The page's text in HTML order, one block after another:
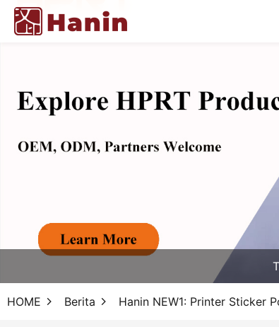
HOME Berita Hanin NEW1: Printer Sticker